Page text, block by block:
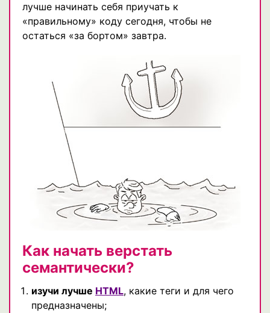
лучше начинать себя приучать к
«правильному» коду сегодня, чтобы не
остаться «за бортом» завтра.
Как начать верстать
семантически?
изучи лучше HTML, какие теги и для чего
предназначены;